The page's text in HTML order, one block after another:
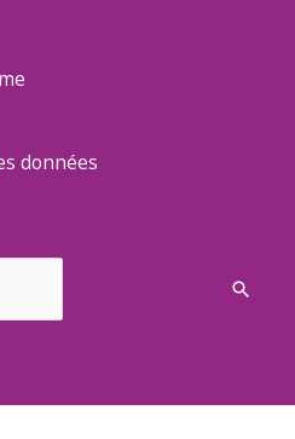
données